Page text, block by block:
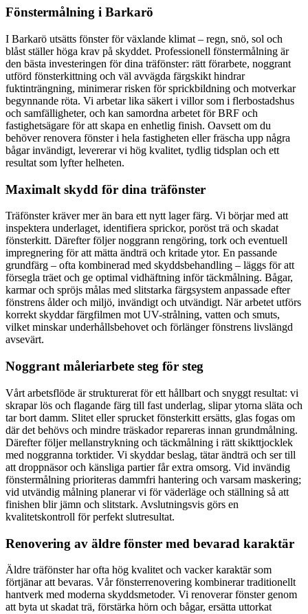
Fönstermålning i Barkarö
I Barkarö utsätts fönster för växlande klimat – regn, snö, sol och
blåst ställer höga krav på skyddet. Professionell fönstermålning är
den bästa investeringen för dina träfönster: rätt förarbete, noggrant
utförd fönsterkittning och väl avvägda färgskikt hindrar
fuktinträngning, minimerar risken för sprickbildning och motverkar
begynnande röta. Vi arbetar lika säkert i villor som i flerbostadshus
och samfälligheter, och kan samordna arbetet för BRF och
fastighetsägare för att skapa en enhetlig finish. Oavsett om du
behöver renovera fönster i hela fastigheten eller fräscha upp några
bågar invändigt, levererar vi hög kvalitet, tydlig tidsplan och ett
resultat som lyfter helheten.
Maximalt skydd för dina träfönster
Träfönster kräver mer än bara ett nytt lager färg. Vi börjar med att
inspektera underlaget, identifiera sprickor, poröst trä och skadat
fönsterkitt. Därefter följer noggrann rengöring, tork och eventuell
impregnering för att mätta ändträ och kritade ytor. En passande
grundfärg – ofta kombinerad med skyddsbehandling – läggs för att
försegla träet och ge optimal vidhäftning inför täckmålning. Bågar,
karmar och spröjs målas med slitstarka färgsystem anpassade efter
fönstrens ålder och miljö, invändigt och utvändigt. När arbetet utförs
korrekt skyddar färgfilmen mot UV-strålning, vatten och smuts,
vilket minskar underhållsbehovet och förlänger fönstrens livslängd
avsevärt.
Noggrant måleriarbete steg för steg
Vårt arbetsflöde är strukturerat för ett hållbart och snyggt resultat: vi
skrapar lös och flagande färg till fast underlag, slipar ytorna släta och
tar bort damm. Slitet eller sprucket fönsterkitt ersätts, glas fogas om
där det behövs och mindre träskador repareras innan grundmålning.
Därefter följer mellanstrykning och täckmålning i rätt skikttjocklek
med noggranna torktider. Vi skyddar beslag, tätar ändträ och ser till
att droppnäsor och känsliga partier får extra omsorg. Vid invändig
fönstermålning prioriteras dammfri hantering och varsam maskering;
vid utvändig målning planerar vi för väderläge och ställning så att
finishen blir jämn och slitstark. Avslutningsvis görs en
kvalitetskontroll för perfekt slutresultat.
Renovering av äldre fönster med bevarad karaktär
Äldre träfönster har ofta hög kvalitet och vacker karaktär som
förtjänar att bevaras. Vår fönsterrenovering kombinerar traditionellt
hantverk med moderna skyddsmetoder. Vi renoverar fönster genom
att byta ut skadat trä, förstärka hörn och bågar, ersätta uttorkat